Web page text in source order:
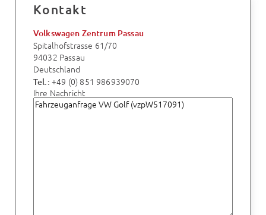
Kontakt
Volkswagen Zentrum Passau
Spitalhofstrasse 61/70
94032 Passau
Deutschland
Tel.: +49 (0) 851 986939070
Ihre Nachricht